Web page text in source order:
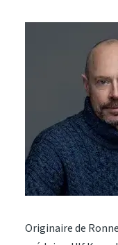
Originaire de